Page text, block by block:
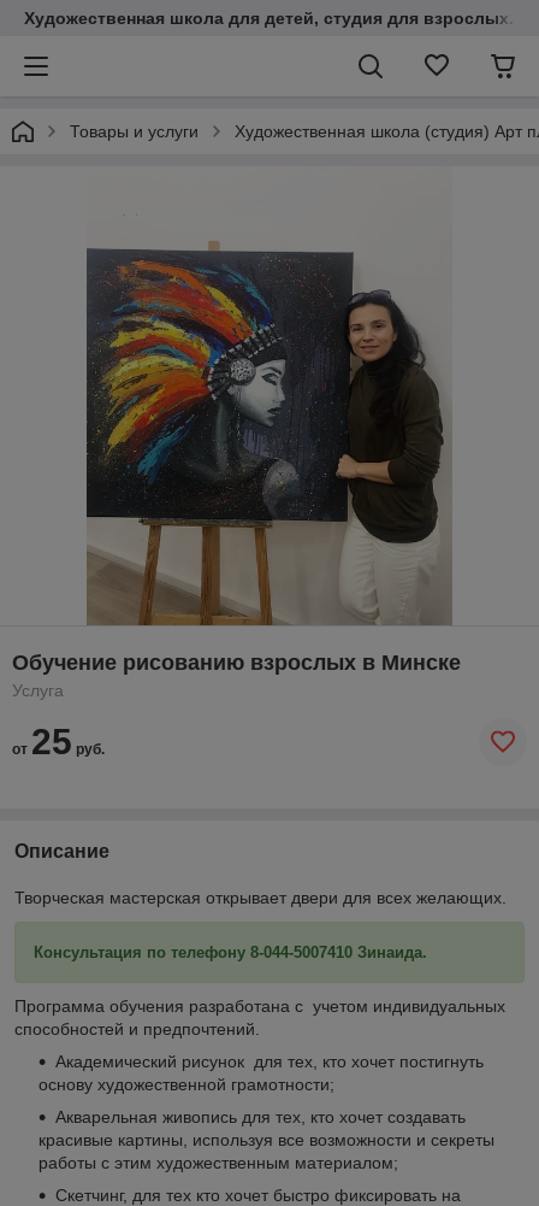
Художественная школа для детей, студия для взрослых.
Товары и услуги Художественная школа (студия) Арт
Обучение рисованию взрослых в Минске
Услуга
от 25 руб.
Описание
Творческая мастерская открывает двери для всех желающих.
Консультация по телефону 8-044-5007410 Зинаида.
Программа обучения разработана с учетом индивидуальных
способностей и предпочтений.
Академический рисунок для тех, кто хочет постигнуть
основу художественной грамотности;
Акварельная живопись для тех, кто хочет создавать
красивые картины, используя все возможности и секреты
работы с этим художественным материалом;
Скетчинг, для тех кто хочет быстро фиксировать на